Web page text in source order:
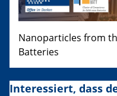
Nanoparticles from
Batteries
Interessiert, dass